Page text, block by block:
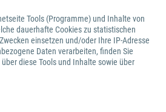
Tools (Programme) und Inhalte von
dauerhafte Cookies zu statistischen
einsetzen und/oder Ihre IP-Adresse
Daten verarbeiten, finden Sie
diese Tools und Inhalte sowie über